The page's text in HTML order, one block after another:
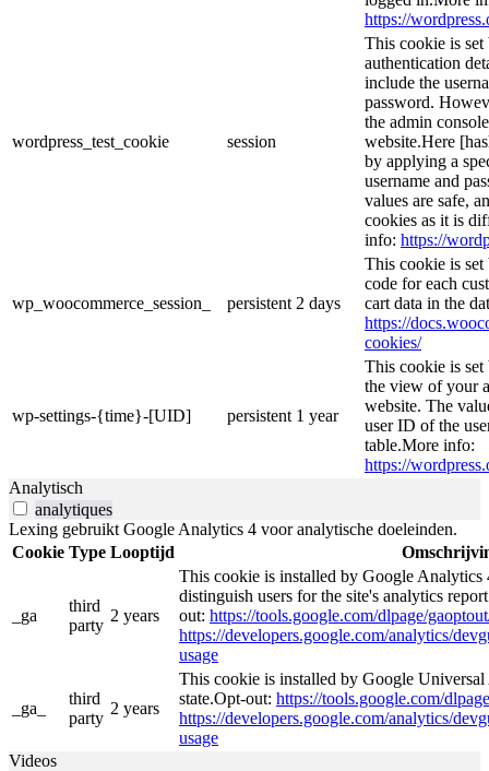
https://
wordpress_test_cookie session
This cookie is set
authentication
include the
password.
the admin
website.Here
by applying a
username and
values are safe,
cookies as it is
info: https://
wp_woocommerce_session_ persistent 2 days
This cookie is
code for each
cart data in the
https://
cookies/
wp-settings-{time}-[UID] persistent 1 year
This cookie is set
the view of your
website. The
user ID of the
table.More info:
https://
Analytisch
analytiques
Lexing gebruikt Google Analytics 4 voor analytische doeleinden.
Cookie Type Looptijd
_ga
third
party
2 years
This cookie is installed by Google Analytics
distinguish users for the site's analytics
out: https://tools.google.com/dlpage/
https://developers.google.com/analytics/
usage
_ga_
third
party
2 years
This cookie is installed by Google Universal
state.Opt-out: https://tools.google.com/
https://developers.google.com/analytics/
usage
Videos